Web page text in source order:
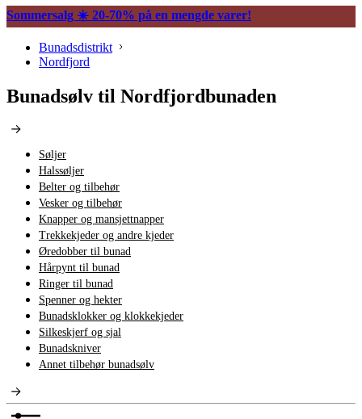
Sommersalg ☀️ 20-70% på en mengde varer!
Bunadsdistrikt
Nordfjord
Bunadsølv til Nordfjordbunaden
Søljer
Halssøljer
Belter og tilbehør
Vesker og tilbehør
Knapper og mansjettnapper
Trekkekjeder og andre kjeder
Øredobber til bunad
Hårpynt til bunad
Ringer til bunad
Spenner og hekter
Bunadsklokker og klokkekjeder
Silkeskjerf og sjal
Bunadskniver
Annet tilbehør bunadsølv